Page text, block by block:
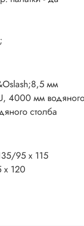
мм
4000 мм
столба
95 х 115
х 120